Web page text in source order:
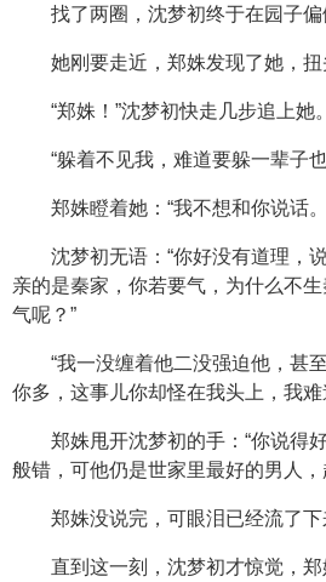
找了两圈，沈梦初终于在园子偏
她刚要走近，郑姝发现了她，扭
“郑姝！”沈梦初快走几步追上她。
“躲着不见我，难道要躲一辈子
郑姝瞪着她：“我不想和你说话
沈梦初无语：“你好没有道理，
亲的是秦家，你若要气，为什么不
气呢？”
“我一没缠着他二没强迫他，甚
你多，这事儿你却怪在我头上，我难
郑姝甩开沈梦初的手：“你说得
般错，可他仍是世家里最好的男人
郑姝没说完，可眼泪已经流了下
直到这一刻，沈梦初才惊觉，